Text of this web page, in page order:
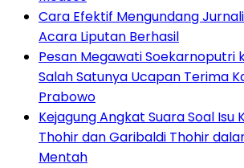
Cara Efektif Mengundang
Acara Liputan Berhasil
Pesan Megawati Soekarnoputri
Salah Satunya Ucapan Terima
Prabowo
Kejagung Angkat Suara Soal
Thohir dan Garibaldi Thohir
Mentah